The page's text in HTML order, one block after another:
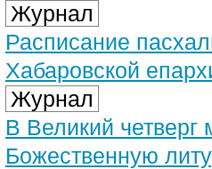
Журнал
Расписание
Хабаровской
Журнал
В Великий
Божественную